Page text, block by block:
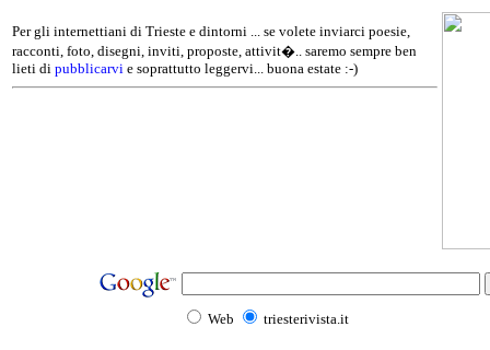
Per gli internettiani di Trieste e dintorni ... se volete inviarci poesie,
racconti, foto, disegni, inviti, proposte, attivit�.. saremo sempre ben
lieti di pubblicarvi e soprattutto leggervi... buona estate :-)
Web triesterivista.it